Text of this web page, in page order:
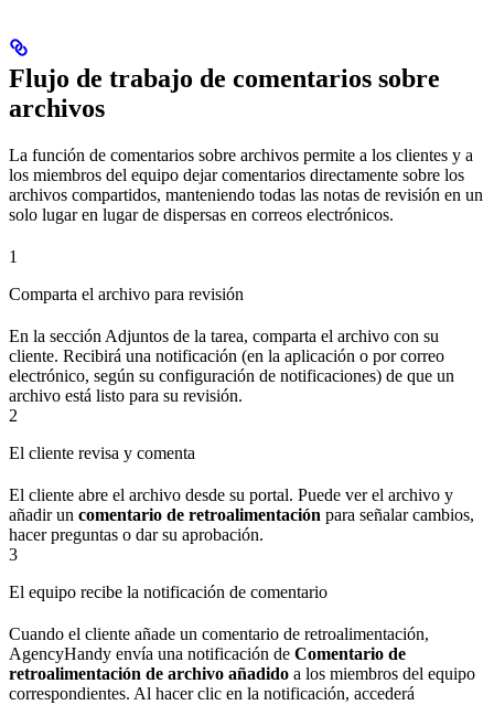
Flujo de trabajo de comentarios sobre
archivos
La función de comentarios sobre archivos permite a los clientes y a
los miembros del equipo dejar comentarios directamente sobre los
archivos compartidos, manteniendo todas las notas de revisión en un
solo lugar en lugar de dispersas en correos electrónicos.
1
Comparta el archivo para revisión
En la sección Adjuntos de la tarea, comparta el archivo con su
cliente. Recibirá una notificación (en la aplicación o por correo
electrónico, según su configuración de notificaciones) de que un
archivo está listo para su revisión.
2
El cliente revisa y comenta
El cliente abre el archivo desde su portal. Puede ver el archivo y
añadir un comentario de retroalimentación para señalar cambios,
hacer preguntas o dar su aprobación.
3
El equipo recibe la notificación de comentario
Cuando el cliente añade un comentario de retroalimentación,
AgencyHandy envía una notificación de Comentario de
retroalimentación de archivo añadido a los miembros del equipo
correspondientes. Al hacer clic en la notificación, accederá